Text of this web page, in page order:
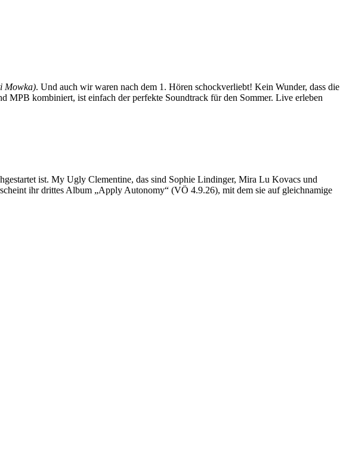
Mowka). Und auch wir waren nach dem 1. Hören schockverliebt! Kein Wunder, dass die
MPB kombiniert, ist einfach der perfekte Soundtrack für den Sommer. Live erleben
ist. My Ugly Clementine, das sind Sophie Lindinger, Mira Lu Kovacs und
ihr drittes Album „Apply Autonomy“ (VÖ 4.9.26), mit dem sie auf gleichnamige